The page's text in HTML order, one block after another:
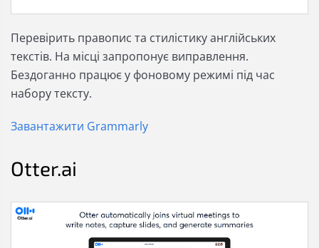
Перевірить правопис та стилістику англійських
текстів. На місці запропонує виправлення.
Бездоганно працює у фоновому режимі під час
набору тексту.
Завантажити Grammarly
Otter.ai